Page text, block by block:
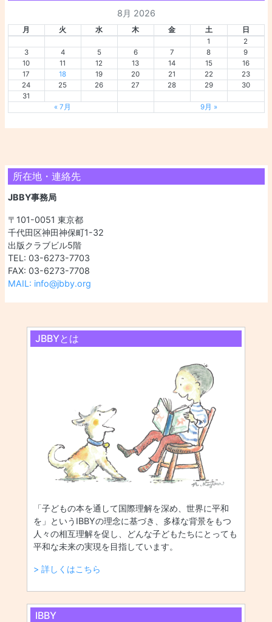
8月 2026
月 火 水 木 金 土
日
1
2
3
4 5 6 7 8
9
10
11 12 13 14 15
16
17
18 19 20 21 22
23
24
25 26 27 28 29
30
31
« 7月
9月 »
所在地・連絡先
JBBY事務局
〒101-0051 東京都
千代田区神田神保町1-32
出版クラブビル5階
TEL: 03-6273-7703
FAX: 03-6273-7708
MAIL: info@jbby.org
JBBYとは
「子どもの本を通して国際理解を深め、世界に平和
を」というIBBYの理念に基づき、多様な背景をもつ
人々の相互理解を促し、どんな子どもたちにとっても
平和な未来の実現を目指しています。
> 詳しくはこちら
IBBY